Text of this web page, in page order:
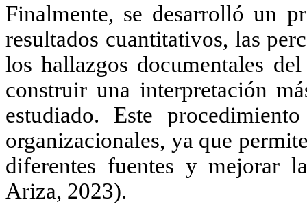
Finalmente, se desarrolló un
resultados cuantitativos, las
los hallazgos documentales
construir una interpretación
estudiado. Este
organizacionales, ya que
diferentes fuentes y mejorar
Ariza, 2023).